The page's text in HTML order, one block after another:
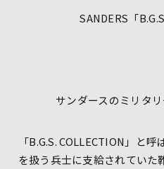
SANDERS「
サンダースのミリタ
「B.G.S. COLLECTION」と
を扱う兵士に支給されていた